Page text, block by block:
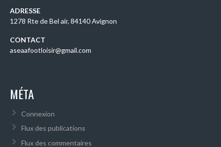
ADRESSE
1278 Rte de Bel air, 84140 Avignon
CONTACT
aseaafootloisir@gmail.com
MÉTA
Connexion
Flux des publications
Flux des commentaires